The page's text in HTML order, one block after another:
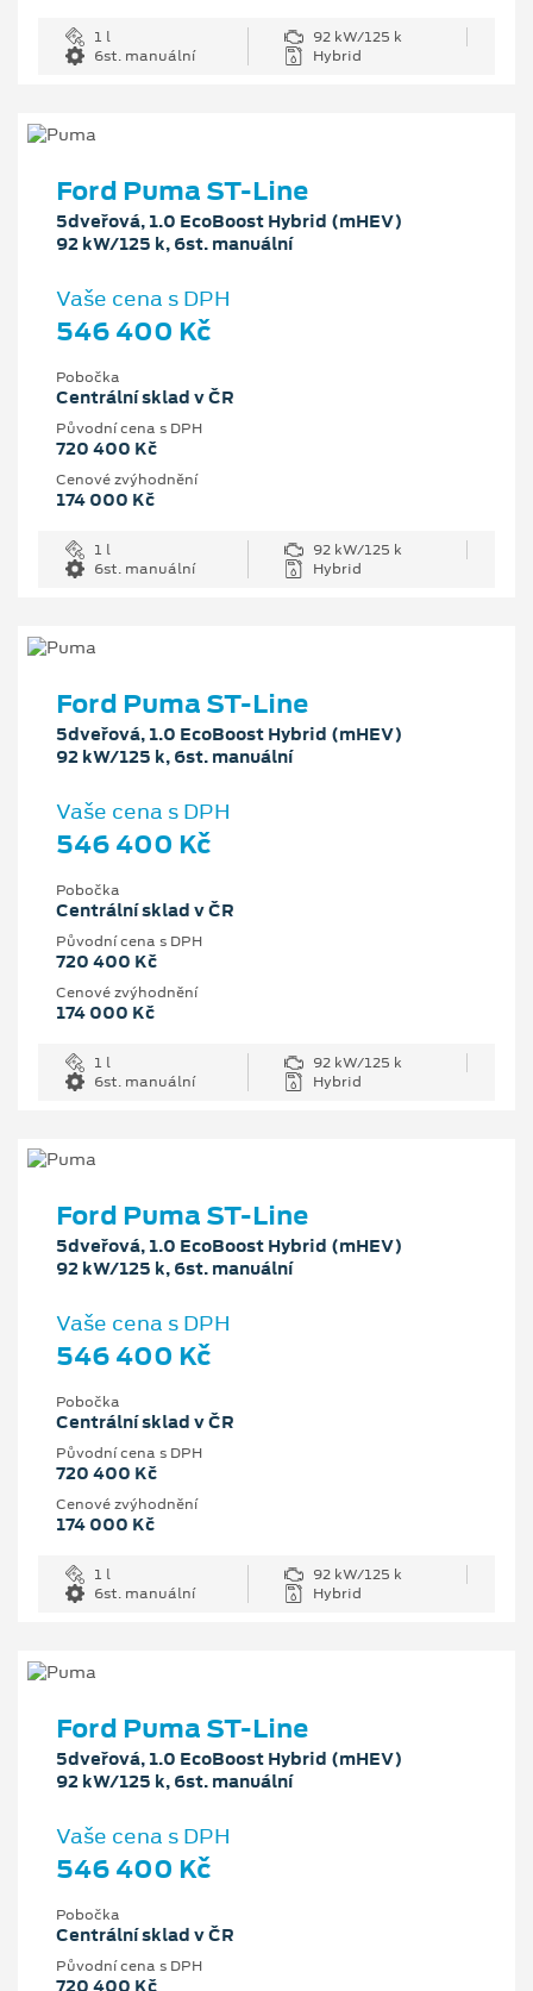
1 l
92 kW/125 k
6st. manuální
Hybrid
Ford Puma ST-Line
5dveřová, 1.0 EcoBoost Hybrid (mHEV)
92 kW/125 k, 6st. manuální
Vaše cena s DPH
546 400 Kč
Pobočka
Centrální sklad v ČR
Původní cena s DPH
720 400 Kč
Cenové zvýhodnění
174 000 Kč
1 l
92 kW/125 k
6st. manuální
Hybrid
Ford Puma ST-Line
5dveřová, 1.0 EcoBoost Hybrid (mHEV)
92 kW/125 k, 6st. manuální
Vaše cena s DPH
546 400 Kč
Pobočka
Centrální sklad v ČR
Původní cena s DPH
720 400 Kč
Cenové zvýhodnění
174 000 Kč
1 l
92 kW/125 k
6st. manuální
Hybrid
Ford Puma ST-Line
5dveřová, 1.0 EcoBoost Hybrid (mHEV)
92 kW/125 k, 6st. manuální
Vaše cena s DPH
546 400 Kč
Pobočka
Centrální sklad v ČR
Původní cena s DPH
720 400 Kč
Cenové zvýhodnění
174 000 Kč
1 l
92 kW/125 k
6st. manuální
Hybrid
Ford Puma ST-Line
5dveřová, 1.0 EcoBoost Hybrid (mHEV)
92 kW/125 k, 6st. manuální
Vaše cena s DPH
546 400 Kč
Pobočka
Centrální sklad v ČR
Původní cena s DPH